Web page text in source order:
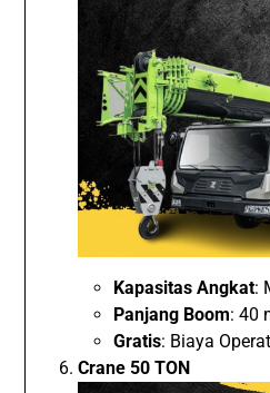
Kapasitas Angkat:
Panjang Boom: 40
Gratis: Biaya
Crane 50 TON